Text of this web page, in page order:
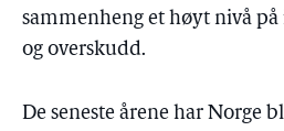
sammenheng et høyt nivå
og overskudd.
De seneste årene har Norge